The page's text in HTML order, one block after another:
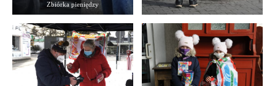
Zbiórka pieniędzy